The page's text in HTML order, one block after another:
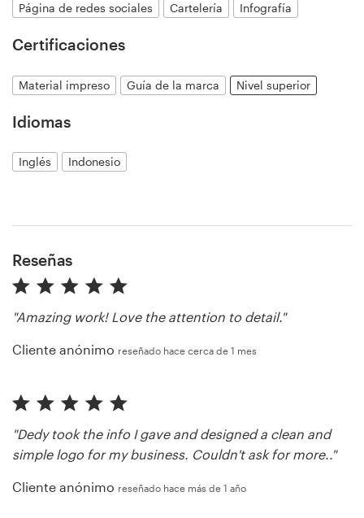
Página de redes sociales
Cartelería Infografía
Certificaciones
Material impreso Guía de la marca Nivel superior
Idiomas
Inglés Indonesio
Reseñas
"Amazing work! Love the attention to detail."
Cliente anónimo reseñado hace cerca de 1 mes
"Dedy took the info I gave and designed a clean and
simple logo for my business. Couldn't ask for more.."
Cliente anónimo reseñado hace más de 1 año
Centro de ayuda
Recursos
Precios
Hágase diseñador